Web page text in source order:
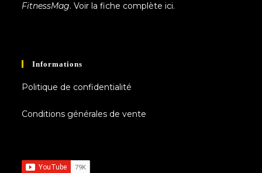
FitnessMag. Voir la fiche complèteici.
Informations
Politique de confidentialité
Conditions générales de vente